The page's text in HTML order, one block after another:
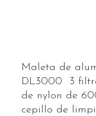
Maleta de
DL3000  3
de nylon de
cepillo de